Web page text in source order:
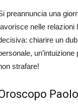
preannuncia una
nelle relazioni
chiarire un
strafare!